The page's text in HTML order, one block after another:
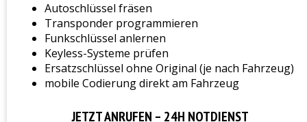
Autoschlüssel fräsen
Transponder programmieren
Funkschlüssel anlernen
Keyless-Systeme prüfen
Ersatzschlüssel ohne Original (je nach Fahrzeug)
mobile Codierung direkt am Fahrzeug
JETZT ANRUFEN – 24H NOTDIENST